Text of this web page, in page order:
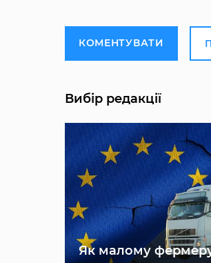
КОМЕНТУВАТИ
Вибір редакції
Як малому